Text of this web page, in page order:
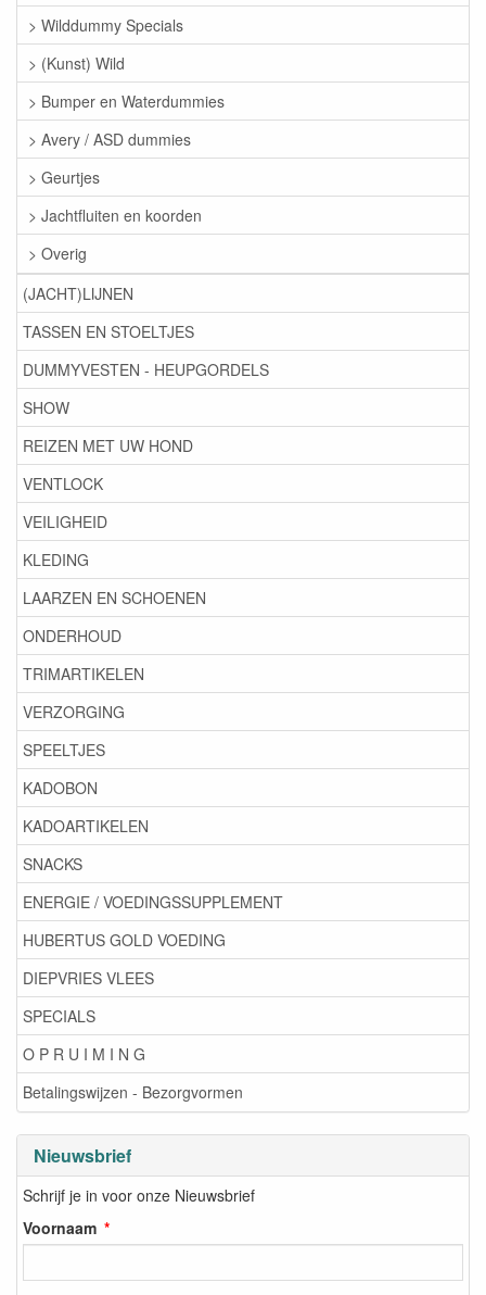
> Wilddummy Specials
> (Kunst) Wild
> Bumper en Waterdummies
> Avery / ASD dummies
> Geurtjes
> Jachtfluiten en koorden
> Overig
(JACHT)LIJNEN
TASSEN EN STOELTJES
DUMMYVESTEN - HEUPGORDELS
SHOW
REIZEN MET UW HOND
VENTLOCK
VEILIGHEID
KLEDING
LAARZEN EN SCHOENEN
ONDERHOUD
TRIMARTIKELEN
VERZORGING
SPEELTJES
KADOBON
KADOARTIKELEN
SNACKS
ENERGIE / VOEDINGSSUPPLEMENT
HUBERTUS GOLD VOEDING
DIEPVRIES VLEES
SPECIALS
O P R U I M I N G
Betalingswijzen - Bezorgvormen
Nieuwsbrief
Schrijf je in voor onze Nieuwsbrief
Voornaam